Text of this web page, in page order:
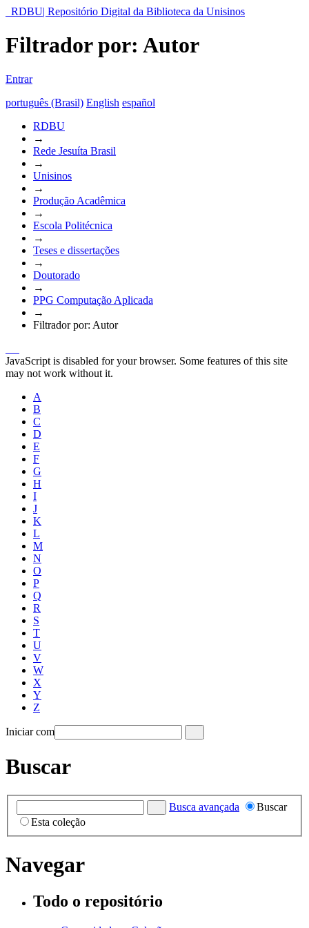
RDBU| Repositório Digital da Biblioteca da Unisinos
Filtrador por: Autor
Entrar
português (Brasil) English español
RDBU
→
Rede Jesuíta Brasil
→
Unisinos
→
Produção Acadêmica
→
Escola Politécnica
→
Teses e dissertações
→
Doutorado
→
PPG Computação Aplicada
→
Filtrador por: Autor
JavaScript is disabled for your browser. Some features of this site
may not work without it.
A
B
C
D
E
F
G
H
I
J
K
L
M
N
O
P
Q
R
S
T
U
V
W
X
Y
Z
Iniciar com
Buscar
Busca avançada
Buscar
Esta coleção
Navegar
Todo o repositório